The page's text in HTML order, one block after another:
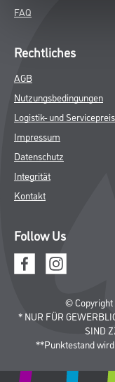
FAQ
Rechtliches
AGB
Nutzungsbedingungen
Logistik- und
Impressum
Datenschutz
Integrität
Kontakt
Follow Us
© Copyright
* NUR FÜR
SIND
**Punktestand